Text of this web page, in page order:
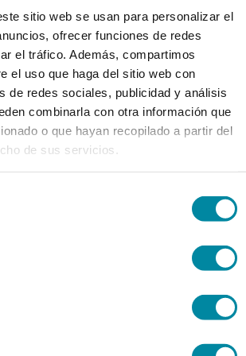
sitio web se usan para personalizar el
ofrecer funciones de redes
el tráfico. Además, compartimos
el uso que haga del sitio web con
de redes sociales, publicidad y análisis
combinarla con otra información que
o que hayan recopilado a partir del
de sus servicios.
fidelización